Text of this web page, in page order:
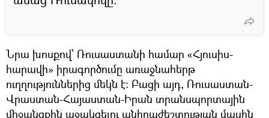
Նրա խոսքով՝ Ռուսաստանի համար «Հյուսիս-
հարավի» իրագործումը առաջնահերթ
ուղղություններից մեկն է։ Բացի այդ, Ռուսաստան-
Վրաստան-Հայաստան-Իրան տրանսպորտային
միջանցքին աջակցելու անհրաժեշտության մասին